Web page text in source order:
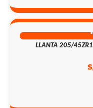
LLANTA 205/